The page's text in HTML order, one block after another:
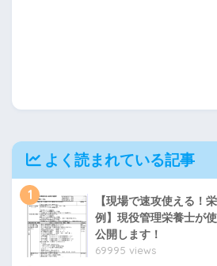
よく読まれている記事
1
【現場で速攻使える！
例】現役管理栄養士が
公開します！
69995 views